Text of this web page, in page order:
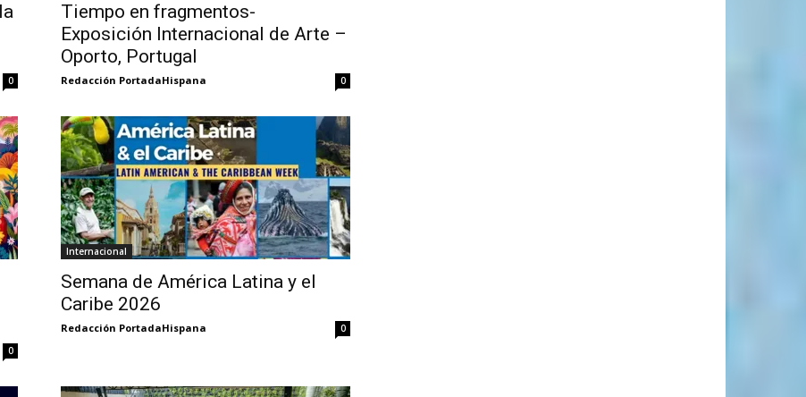
0
Tiempo en fragmentos-
Exposición Internacional de Arte –
Oporto, Portugal
Redacción PortadaHispana 0
0
Internacional
Semana de América Latina y el
Caribe 2026
Redacción PortadaHispana 0